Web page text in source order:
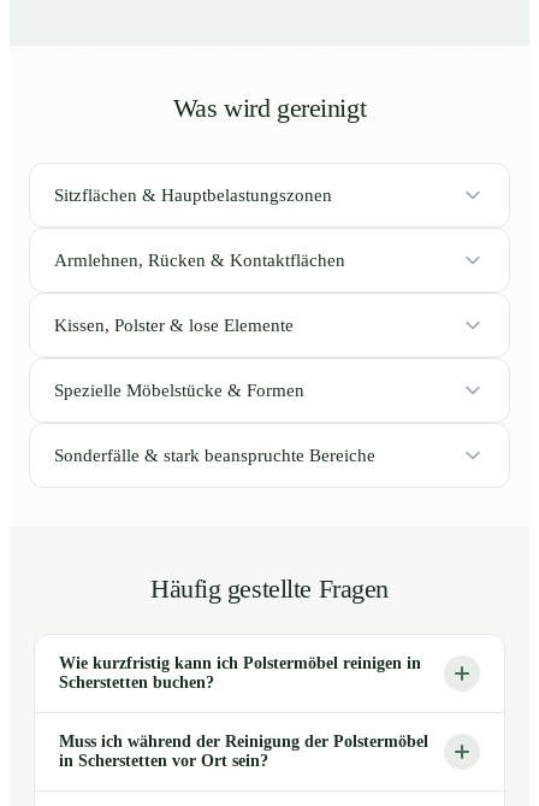
Was wird gereinigt
Sitzflächen & Hauptbelastungszonen
Armlehnen, Rücken & Kontaktflächen
Kissen, Polster & lose Elemente
Spezielle Möbelstücke & Formen
Sonderfälle & stark beanspruchte Bereiche
Häufig gestellte Fragen
Wie kurzfristig kann ich Polstermöbel reinigen in
Scherstetten buchen?
Muss ich während der Reinigung der Polstermöbel
in Scherstetten vor Ort sein?